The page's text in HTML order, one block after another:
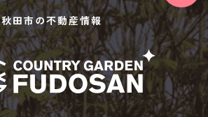
秋田市の不動産情報